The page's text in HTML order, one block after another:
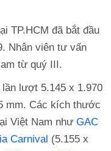
TP.HCM đã bắt đầu
Nhân viên tư vấn
từ quý III.
lượt 5.145 x 1.970
mm. Các kích thước
Việt Nam như GAC
Carnival (5.155 x